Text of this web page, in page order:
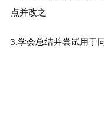
点并改之
3.学会总结并尝试用于